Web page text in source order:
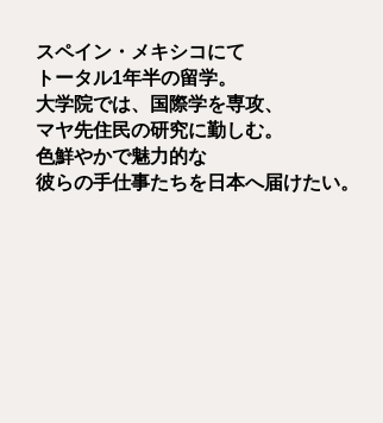
スペイン・メキシコにて
トータル1年半の留学。
大学院では、国際学を専攻、
マヤ先住民の研究に勤しむ。
色鮮やかで魅力的な
彼らの手仕事たちを日本へ届けたい。